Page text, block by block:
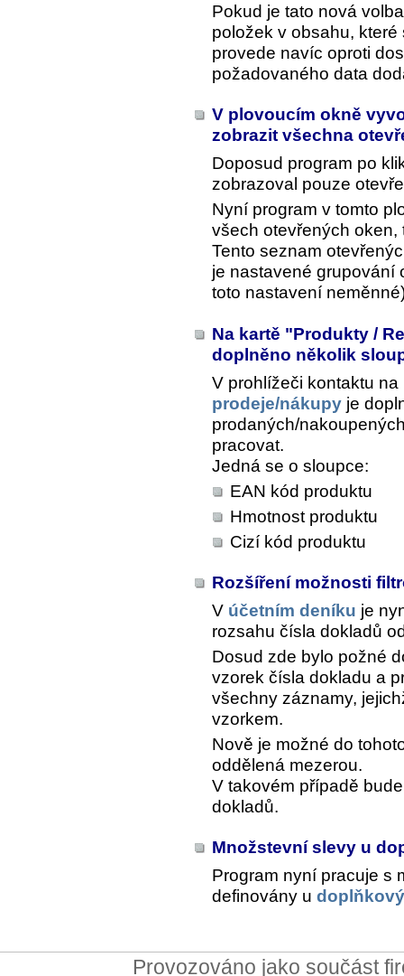
Pokud je tato nová
položek v obsahu,
provede navíc oproti
požadovaného data
V plovoucím okně
zobrazit všechna
Doposud program po
zobrazoval pouze
Nyní program v tomto
všech otevřených
Tento seznam
je nastavené grupování
toto nastavení
Na kartě "Produkty /
doplněno několik
V prohlížeči kontaktu
prodeje/nákupy je
prodaných/
pracovat.
Jedná se o sloupce:
EAN kód produktu
Hmotnost produktu
Cizí kód produktu
Rozšíření možnosti
V účetním deníku je
rozsahu čísla dokladů
Dosud zde bylo požné
vzorek čísla dokladu a
všechny záznamy,
vzorkem.
Nově je možné do
oddělená mezerou.
V takovém případě
dokladů.
Množstevní slevy u
Program nyní pracuje s
definovány u
Provozováno jako součást